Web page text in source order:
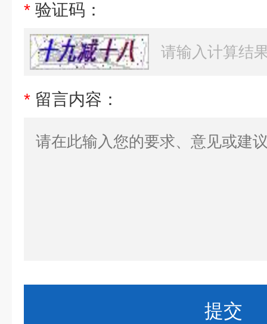
* 验证码：
* 留言内容：